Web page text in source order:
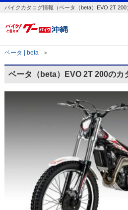
バイクカタログ情報（ベータ（beta）EVO 2T 200
ベータ | beta ＞
ベータ（beta）EVO 2T 200のカ